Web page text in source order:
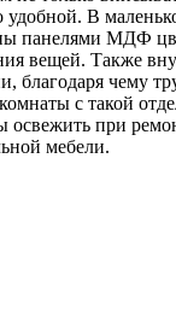
удобной. В
панелями МДФ
вещей. Также
благодаря чему
с такой
освежить при
мебели.